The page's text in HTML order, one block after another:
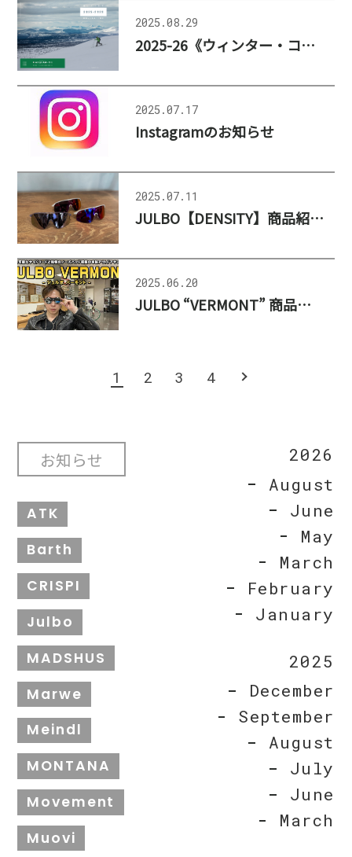
2025.08.29
2025-26《ウィンター・コレクション》公開、更新のお知らせ
2025.07.17
Instagramのお知らせ
2025.07.11
JULBO【DENSITY】商品紹介ブログ TOKYO WHEELS様
2025.06.20
JULBO “VERMONT” 商品紹介 : 金栄堂様 YouTube チャンネル
1 2 3 4
お知らせ
ATK
Barth
CRISPI
Julbo
MADSHUS
Marwe
Meindl
MONTANA
Movement
Muovi
2026
August
June
May
March
February
January
2025
December
September
August
July
June
March